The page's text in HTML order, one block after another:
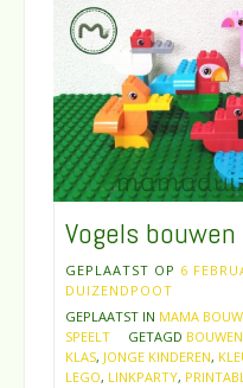
Vogels
GEPLAATST OP 6
DUIZENDPOOT
GEPLAATST IN MAMA
SPEELT
GETAGD BOUWEN
KLAS, JONGE KINDEREN,
LEGO, LINKPARTY,